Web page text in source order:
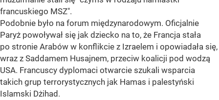
francuskiego MSZ".
Podobnie było na forum międzynarodowym. Oficjalnie
Paryż powoływał się jak dziecko na to, że Francja stała
po stronie Arabów w konflikcie z Izraelem i opowiadała się,
wraz z Saddamem Husajnem, przeciw koalicji pod wodzą
USA. Francuscy dyplomaci otwarcie szukali wsparcia
takich grup terrorystycznych jak Hamas i palestyński
Islamski Dżihad.